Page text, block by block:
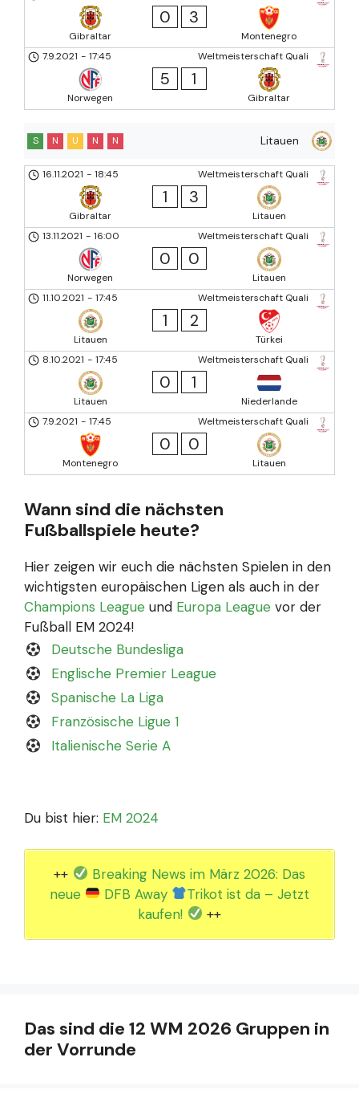
Gibraltar
0 3
Montenegro
Weltmeisterschaft Quali
7.9.2021 - 17:45
Norwegen
5 1
Gibraltar
Litauen
S N U N N
Weltmeisterschaft Quali
16.11.2021 - 18:45
Gibraltar
1 3
Litauen
Weltmeisterschaft Quali
13.11.2021 - 16:00
Norwegen
0 0
Litauen
Weltmeisterschaft Quali
11.10.2021 - 17:45
Litauen
1 2
Türkei
Weltmeisterschaft Quali
8.10.2021 - 17:45
Litauen
0 1
Niederlande
Weltmeisterschaft Quali
7.9.2021 - 17:45
Montenegro
0 0
Litauen
Wann sind die nächsten
Fußballspiele heute?
Hier zeigen wir euch die nächsten Spielen in den
wichtigsten europäischen Ligen als auch in der
Champions League und Europa League vor der
Fußball EM 2024!
Deutsche Bundesliga
Englische Premier League
Spanische La Liga
Französische Ligue 1
Italienische Serie A
Du bist hier: EM 2024
++
Breaking News im März 2026: Das
neue
DFB Away
Trikot ist da – Jetzt
kaufen!
++
Das sind die 12 WM 2026 Gruppen in
der Vorrunde